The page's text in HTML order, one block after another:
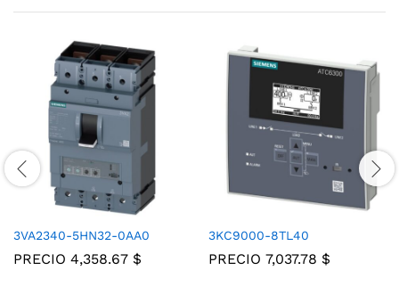
3VA2340-5HN32-0AA0
PRECIO 4,358.67 $
3KC9000-8TL40
PRECIO 7,037.78 $